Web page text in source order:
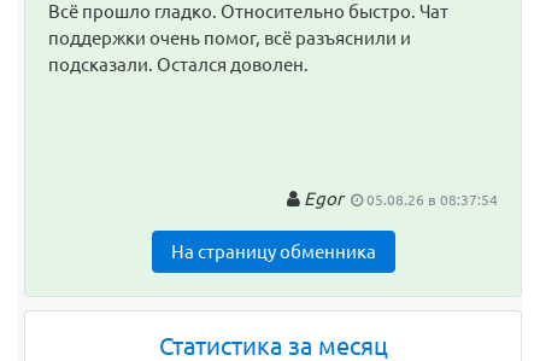
Всё прошло гладко. Относительно быстро. Чат
поддержки очень помог, всё разъяснили и
подсказали. Остался доволен.
Egor 05.08.26 в 08:37:54
На страницу обменника
Статистика за месяц